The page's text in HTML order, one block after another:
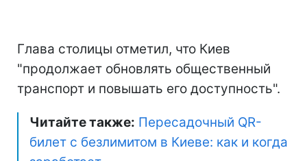
Глава столицы отметил, что Киев
"продолжает обновлять общественный
транспорт и повышать его доступность".
Читайте также: Пересадочный QR-
билет с безлимитом в Киеве: как и когда